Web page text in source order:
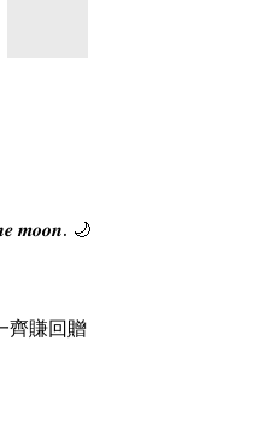
𝒎𝒐𝒐𝒏. 🌙
齊賺回贈